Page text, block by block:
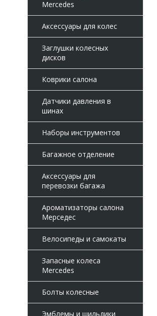
Mercedes
Аксессуары для колес
Заглушки колесных
дисков
Коврики салона
Датчики давления в
шинах
Наборы инструментов
Багажное отделение
Аксессуары для
перевозки багажа
Ароматизаторы салона
Мерседес
Велосипеды и самокаты
Запасные колеса
Mercedes
Болты колесные
Эмблемы и шильдики